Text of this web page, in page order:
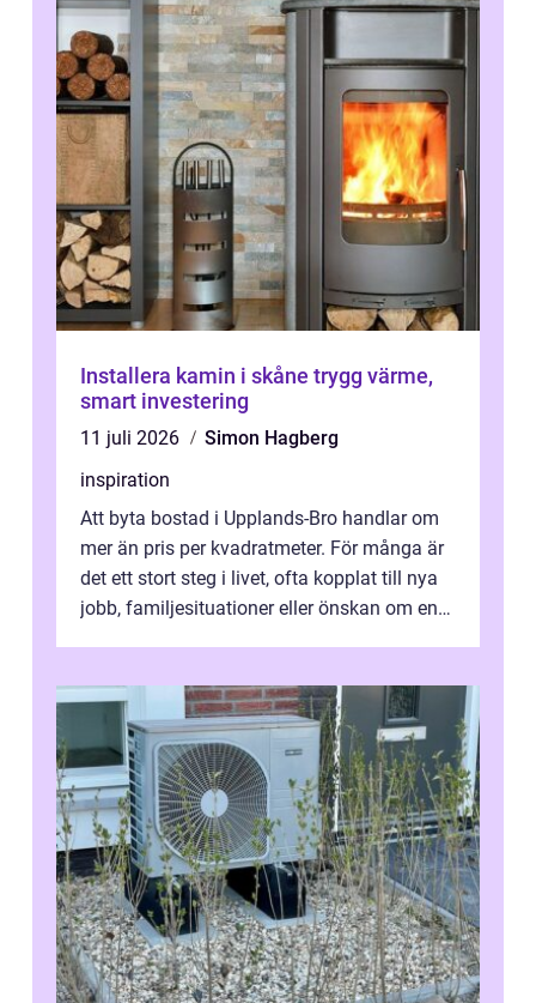
Installera kamin i skåne trygg värme,
smart investering
11 juli 2026
Simon Hagberg
inspiration
Att byta bostad i Upplands-Bro handlar om
mer än pris per kvadratmeter. För många är
det ett stort steg i livet, ofta kopplat till nya
jobb, familjesituationer eller önskan om en